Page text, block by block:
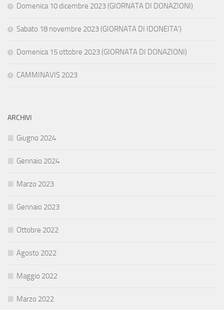
Domenica 10 dicembre 2023 (GIORNATA DI DONAZIONI)
Sabato 18 novembre 2023 (GIORNATA DI IDONEITA’)
Domenica 15 ottobre 2023 (GIORNATA DI DONAZIONI)
CAMMINAVIS 2023
ARCHIVI
Giugno 2024
Gennaio 2024
Marzo 2023
Gennaio 2023
Ottobre 2022
Agosto 2022
Maggio 2022
Marzo 2022